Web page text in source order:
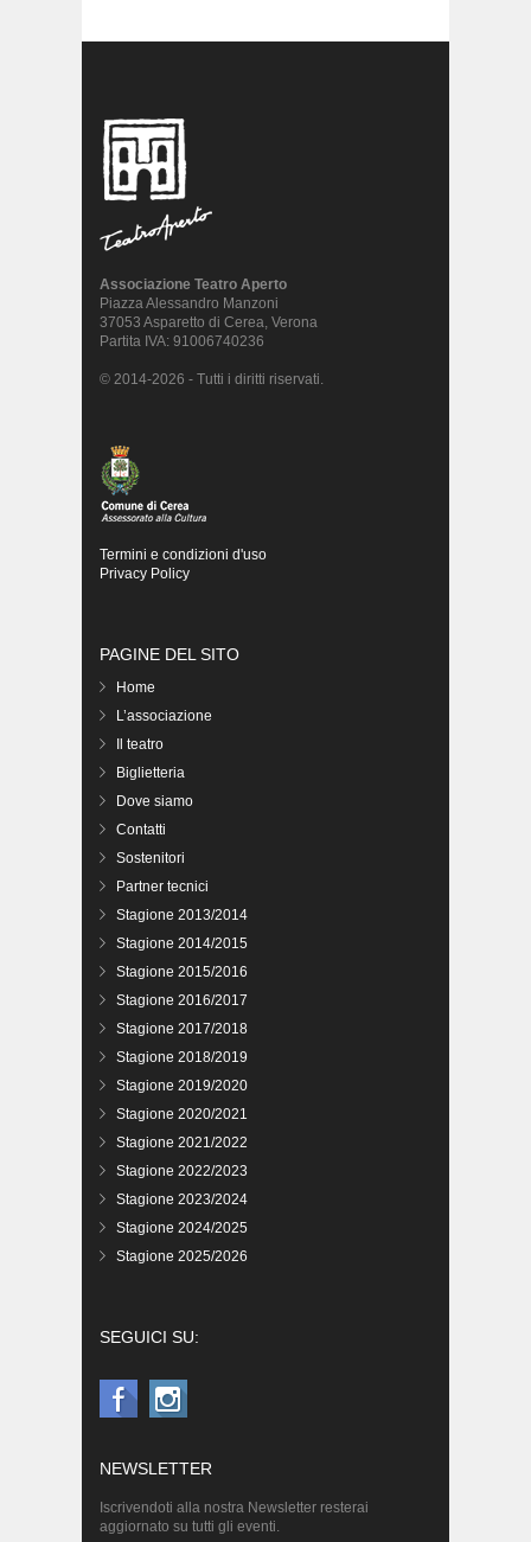
Associazione Teatro Aperto
Piazza Alessandro Manzoni
37053 Asparetto di Cerea, Verona
Partita IVA: 91006740236
© 2014-2026 - Tutti i diritti riservati.
Termini e condizioni d'uso
Privacy Policy
PAGINE DEL SITO
Home
L’associazione
Il teatro
Biglietteria
Dove siamo
Contatti
Sostenitori
Partner tecnici
Stagione 2013/2014
Stagione 2014/2015
Stagione 2015/2016
Stagione 2016/2017
Stagione 2017/2018
Stagione 2018/2019
Stagione 2019/2020
Stagione 2020/2021
Stagione 2021/2022
Stagione 2022/2023
Stagione 2023/2024
Stagione 2024/2025
Stagione 2025/2026
SEGUICI SU:
NEWSLETTER
Iscrivendoti alla nostra Newsletter resterai
aggiornato su tutti gli eventi.